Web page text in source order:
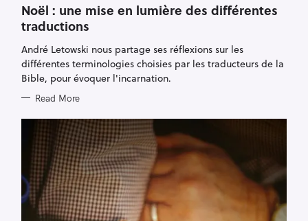
T
E
G
O
I
E
S
Noël : une mise en lumière des différentes
traductions
André Letowski nous partage ses réflexions sur les
différentes terminologies choisies par les traducteurs de la
Bible, pour évoquer l'incarnation.
Read More